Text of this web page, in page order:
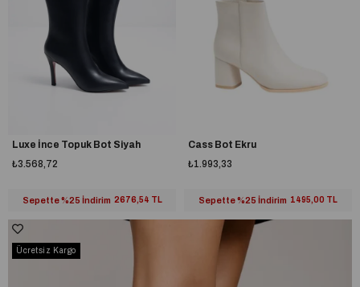
Luxe İnce Topuk Bot Siyah
₺3.568,72
Sepette %25 İndirim 2676,54 TL
Cass Bot Ekru
₺1.993,33
Sepette %25 İndirim 1495,00 TL
Ücretsiz Kargo